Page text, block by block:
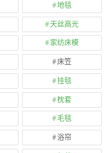
地毯
天丝高光
家纺床模
床笠
挂毯
枕套
毛毯
浴帘